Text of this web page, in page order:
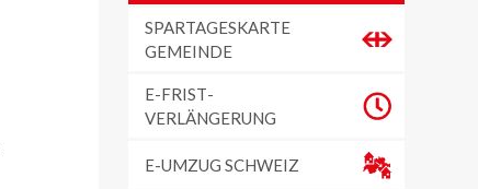
SPARTAGESKARTE
GEMEINDE
E-FRIST­
VERLÄNGERUNG
E-UMZUG SCHWEIZ